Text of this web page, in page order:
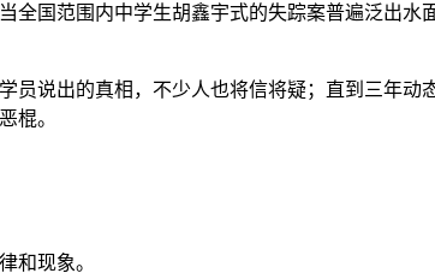
全国范围内中学生胡鑫宇式的失踪案普遍泛出水
员说出的真相，不少人也将信将疑；直到三年动
恶棍。
和现象。